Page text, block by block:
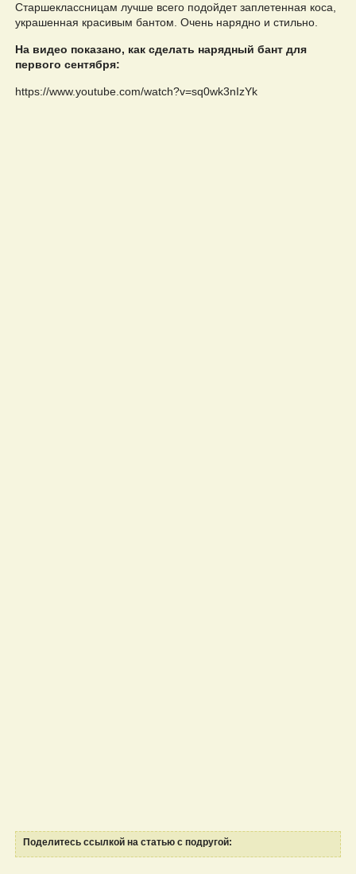
Старшеклассницам лучше всего подойдет заплетенная коса,
украшенная красивым бантом. Очень нарядно и стильно.
На видео показано, как сделать нарядный бант для
первого сентября:
https://www.youtube.com/watch?v=sq0wk3nIzYk
Поделитесь ссылкой на статью с подругой: